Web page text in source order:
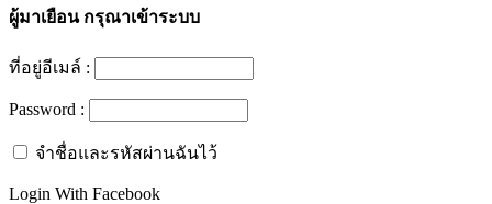
ผู้มาเยือนกรุณาเข้าระบบ
ที่อยู่อีเมล์ :
Password :
จำชื่อและรหัสผ่านฉันไว้
Login With Facebook